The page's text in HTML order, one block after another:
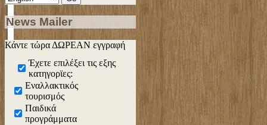
News Mailer
Κάντε τώρα ΔΩΡΕΑΝ εγγραφή
Έχετε επιλέξει τις εξης
κατηγορϊες:
Εναλλακτικός
τουρισμός
Παιδικά
προγράμματα